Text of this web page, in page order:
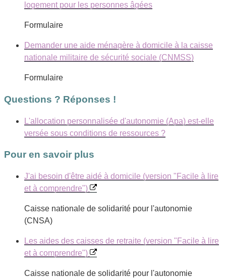
logement pour les personnes âgées
Formulaire
Demander une aide ménagère à domicile à la caisse
nationale militaire de sécurité sociale (CNMSS)
Formulaire
Questions ? Réponses !
L'allocation personnalisée d'autonomie (Apa) est-elle
versée sous conditions de ressources ?
Pour en savoir plus
J'ai besoin d'être aidé à domicile (version "Facile à lire
et à comprendre")
Caisse nationale de solidarité pour l'autonomie
(CNSA)
Les aides des caisses de retraite (version "Facile à lire
et à comprendre")
Caisse nationale de solidarité pour l'autonomie